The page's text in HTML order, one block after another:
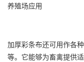
养殖场应用
加厚彩条布还可用作各
等。它能够为畜禽提供